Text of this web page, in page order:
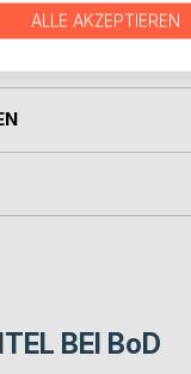
BEI BoD
ALLE AKZEPTIEREN